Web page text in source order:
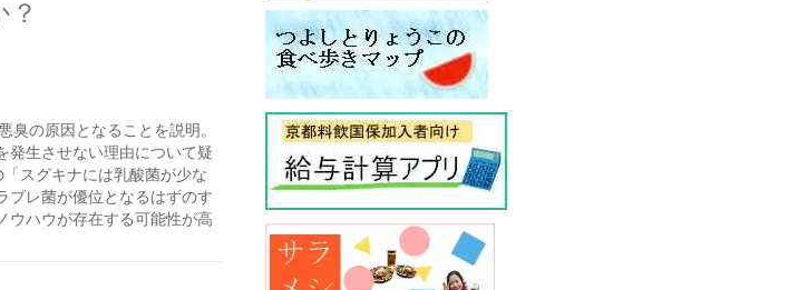
臭の原因となることを説明。
発生させない理由について疑
スグキナには乳酸菌が少な
ブレ菌が優位となるはずのす
ウハウが存在する可能性が高